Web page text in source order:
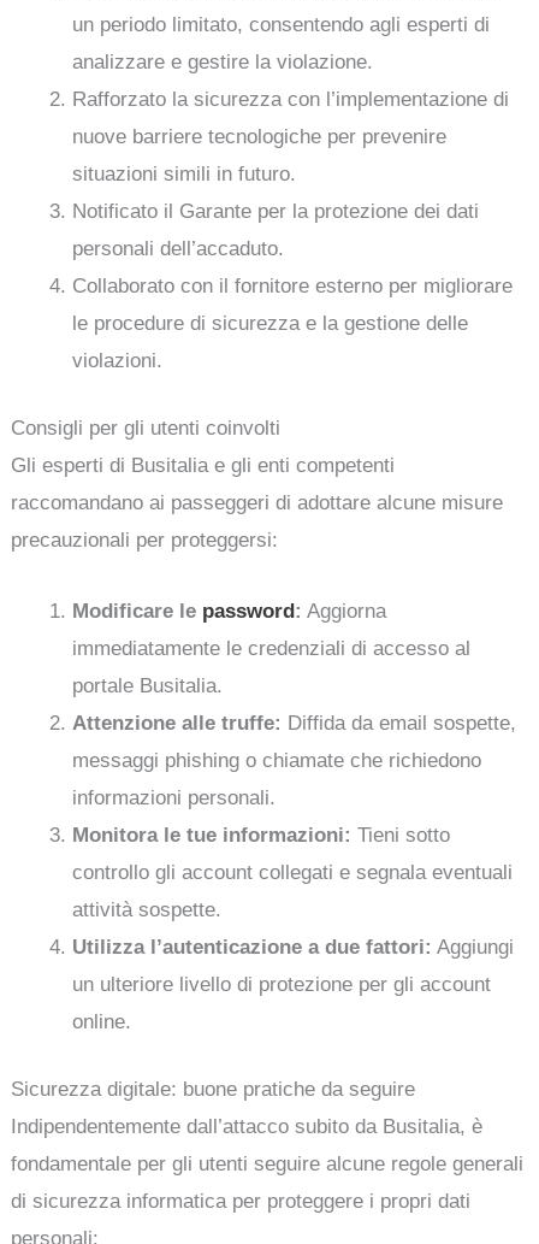
un periodo limitato, consentendo agli esperti di
analizzare e gestire la violazione.
Rafforzato la sicurezza con l’implementazione di
nuove barriere tecnologiche per prevenire
situazioni simili in futuro.
Notificato il Garante per la protezione dei dati
personali dell’accaduto.
Collaborato con il fornitore esterno per migliorare
le procedure di sicurezza e la gestione delle
violazioni.
Consigli per gli utenti coinvolti
Gli esperti di Busitalia e gli enti competenti
raccomandano ai passeggeri di adottare alcune misure
precauzionali per proteggersi:
Modificare le password: Aggiorna
immediatamente le credenziali di accesso al
portale Busitalia.
Attenzione alle truffe: Diffida da email sospette,
messaggi phishing o chiamate che richiedono
informazioni personali.
Monitora le tue informazioni: Tieni sotto
controllo gli account collegati e segnala eventuali
attività sospette.
Utilizza l’autenticazione a due fattori: Aggiungi
un ulteriore livello di protezione per gli account
online.
Sicurezza digitale: buone pratiche da seguire
Indipendentemente dall’attacco subito da Busitalia, è
fondamentale per gli utenti seguire alcune regole generali
di sicurezza informatica per proteggere i propri dati
personali: